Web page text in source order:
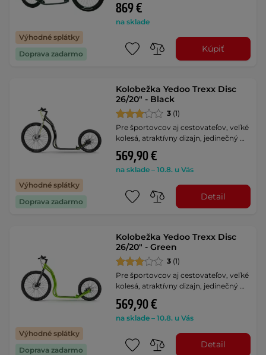
Výhodné splátky
Doprava zadarmo
869 €
na sklade
Kúpiť
Výhodné splátky
Doprava zadarmo
Kolobežka Yedoo Trexx Disc
26/20" - Black
3 (1)
Pre športovcov aj cestovateľov, veľké
kolesá, atraktívny dizajn, jedinečný …
569,90 €
na sklade – 10.8. u Vás
Detail
Výhodné splátky
Doprava zadarmo
Kolobežka Yedoo Trexx Disc
26/20" - Green
3 (1)
Pre športovcov aj cestovateľov, veľké
kolesá, atraktívny dizajn, jedinečný …
569,90 €
na sklade – 10.8. u Vás
Detail